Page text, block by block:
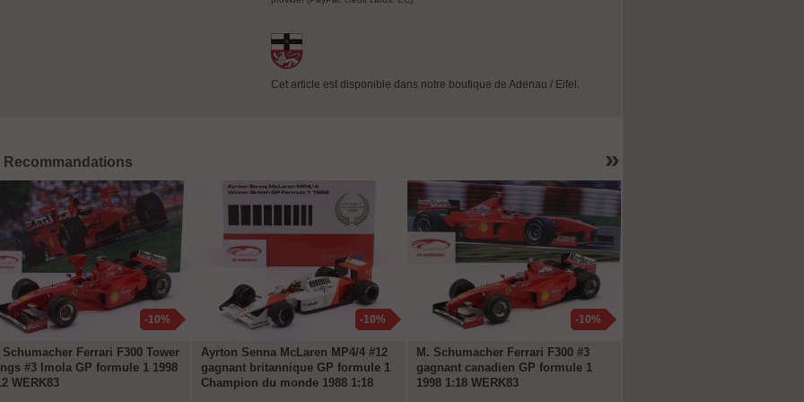
Cet article est disponible dans notre boutique de Adenau / Eifel.
»
Recommandations
-10%
Schumacher Ferrari F300 Tower
#3 Imola GP formule 1 1998
WERK83
-10%
Ayrton Senna McLaren MP4/4 #12
gagnant britannique GP formule 1
Champion du monde 1988 1:18
-10%
M. Schumacher Ferrari F300 #3
gagnant canadien GP formule 1
1998 1:18 WERK83